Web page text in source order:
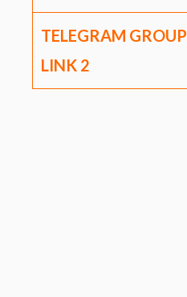
TELEGRAM GROUP
LINK 2